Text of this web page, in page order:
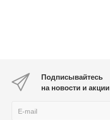
Подписывайтесь
на новости и акции